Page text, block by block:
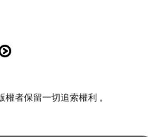
者保留一切追索權利 。